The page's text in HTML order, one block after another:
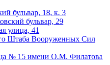
бульвар, 18, к. 3
бульвар, 29
улица, 41
Штаба Вооруженных Сил
№ 15 имени О.М. Филатова